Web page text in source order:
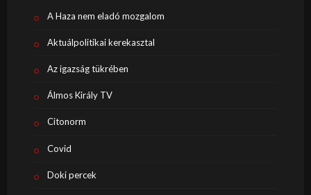
A Haza nem eladó mozgalom
Aktuálpolitikai kerekasztal
Az igazság tükrében
Álmos Király TV
Citonorm
Covid
Doki percek